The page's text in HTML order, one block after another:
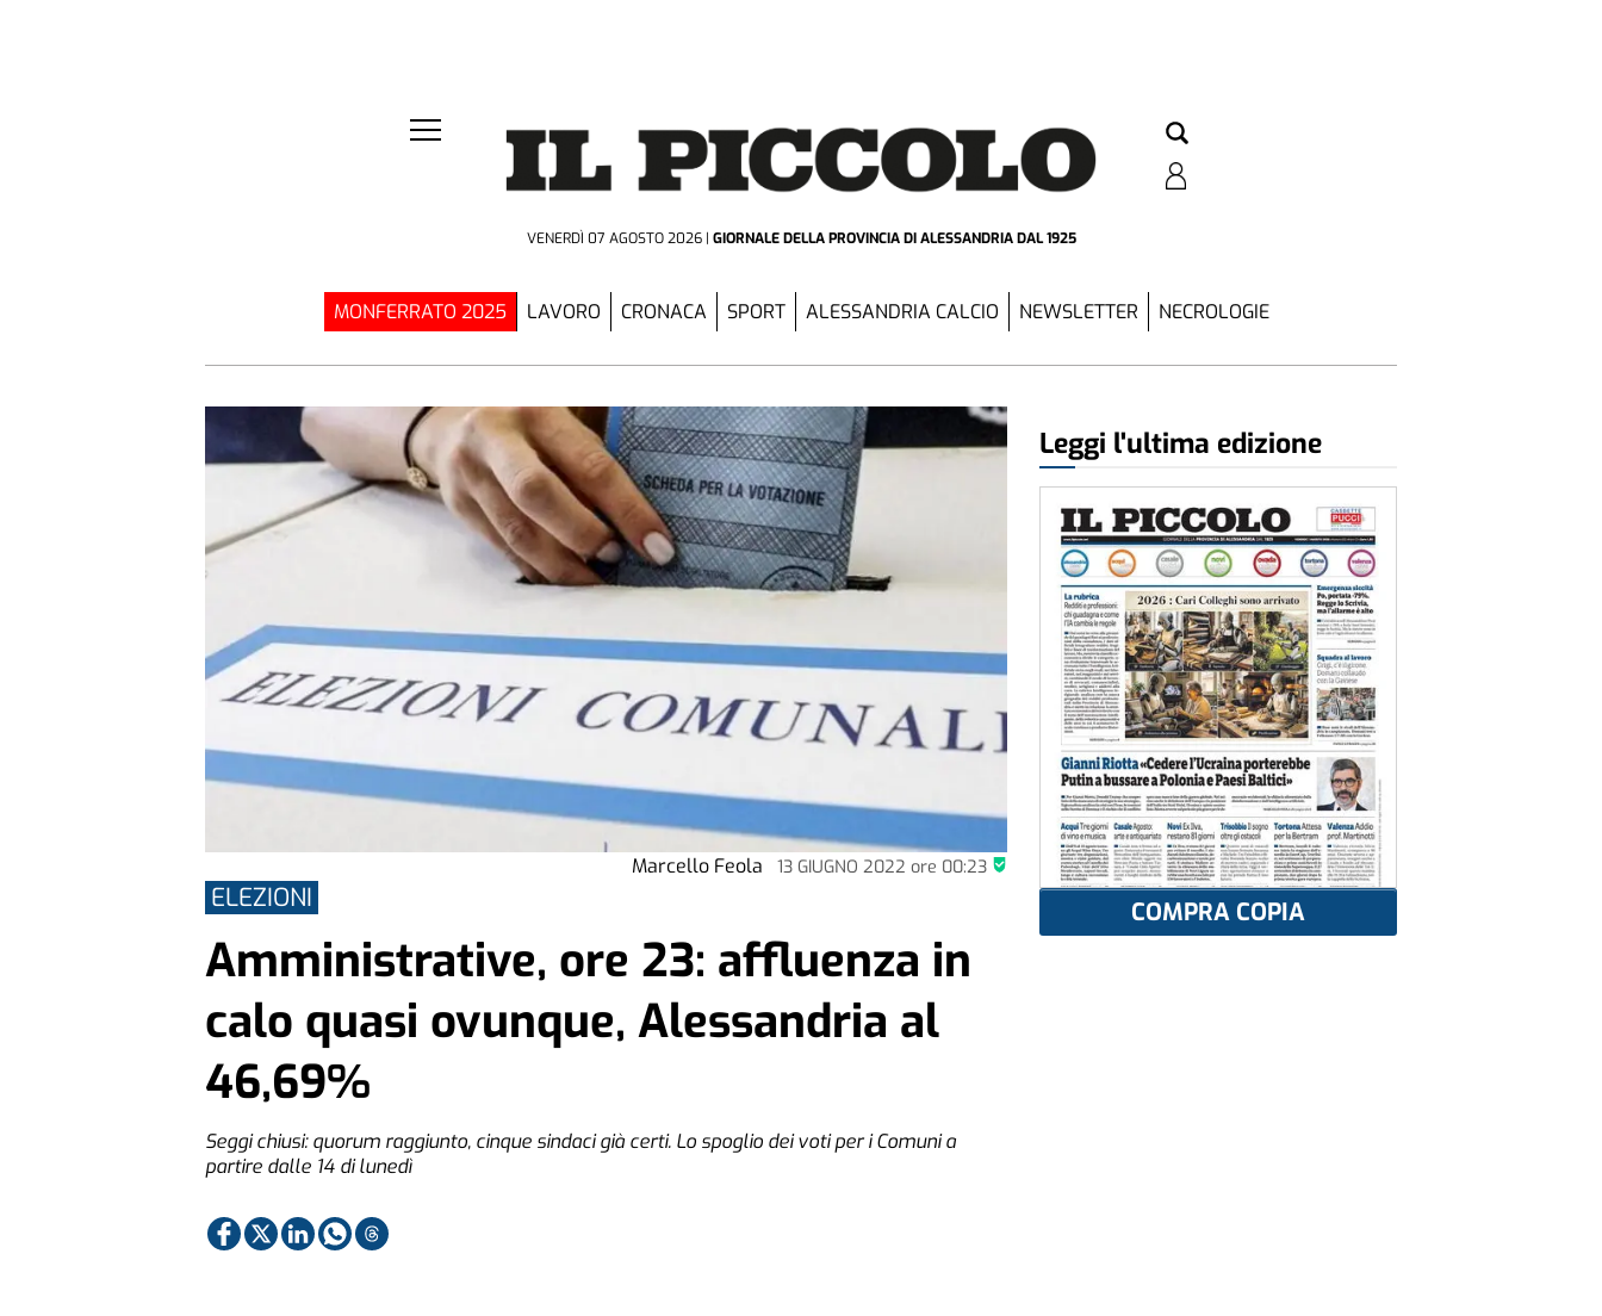
VENERDÌ 07 AGOSTO 2026 GIORNALE DELLA PROVINCIADI ALESSANDRIA DAL 1925
MONFERRATO 2025 LAVORO CRONACA SPORT ALESSANDRIA CALCIO NEWSLETTER NECROLOGIE
Marcello Feola 13 GIUGNO 2022ore 00:23
ELEZIONI
Amministrative, ore 23: affluenza in
calo quasi ovunque, Alessandria al
46,69%
Seggi chiusi: quorum raggiunto, cinque sindaci già certi. Lo spoglio dei voti per i Comuni a
partire dalle 14 di lunedì
Leggi l'ultima edizione
COMPRA COPIA